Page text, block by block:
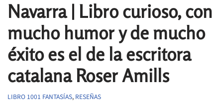
Navarra | Libro curioso, con
mucho humor y de mucho
éxito es el de la escritora
catalana Roser Amills
LIBRO 1001 FANTASÍAS, RESEÑAS